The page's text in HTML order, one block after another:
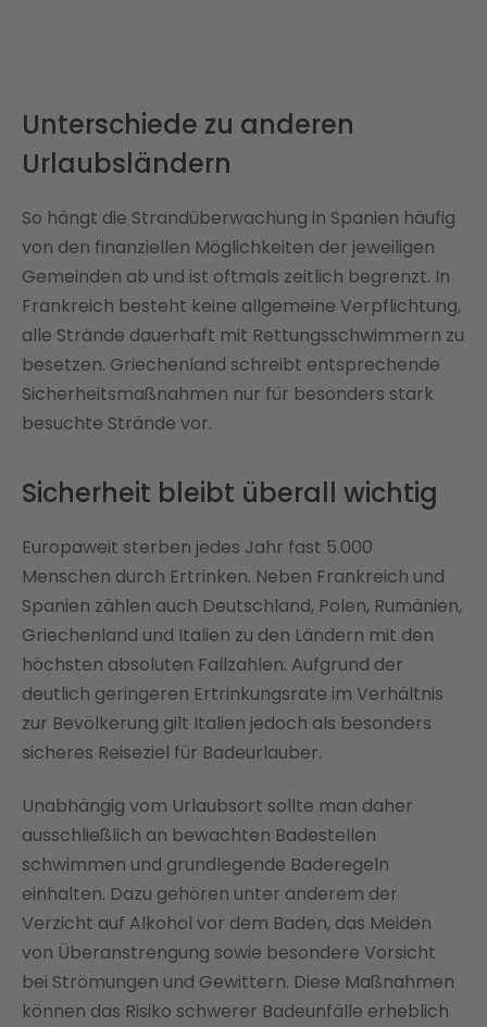
Unterschiede zu anderen
Urlaubsländern
So hängt die Strandüberwachung in Spanien häufig
von den finanziellen Möglichkeiten der jeweiligen
Gemeinden ab und ist oftmals zeitlich begrenzt. In
Frankreich besteht keine allgemeine Verpflichtung,
alle Strände dauerhaft mit Rettungsschwimmern zu
besetzen. Griechenland schreibt entsprechende
Sicherheitsmaßnahmen nur für besonders stark
besuchte Strände vor.
Sicherheit bleibt überall wichtig
Europaweit sterben jedes Jahr fast 5.000
Menschen durch Ertrinken. Neben Frankreich und
Spanien zählen auch Deutschland, Polen, Rumänien,
Griechenland und Italien zu den Ländern mit den
höchsten absoluten Fallzahlen. Aufgrund der
deutlich geringeren Ertrinkungsrate im Verhältnis
zur Bevölkerung gilt Italien jedoch als besonders
sicheres Reiseziel für Badeurlauber.
Unabhängig vom Urlaubsort sollte man daher
ausschließlich an bewachten Badestellen
schwimmen und grundlegende Baderegeln
einhalten. Dazu gehören unter anderem der
Verzicht auf Alkohol vor dem Baden, das Meiden
von Überanstrengung sowie besondere Vorsicht
bei Strömungen und Gewittern. Diese Maßnahmen
können das Risiko schwerer Badeunfälle erheblich